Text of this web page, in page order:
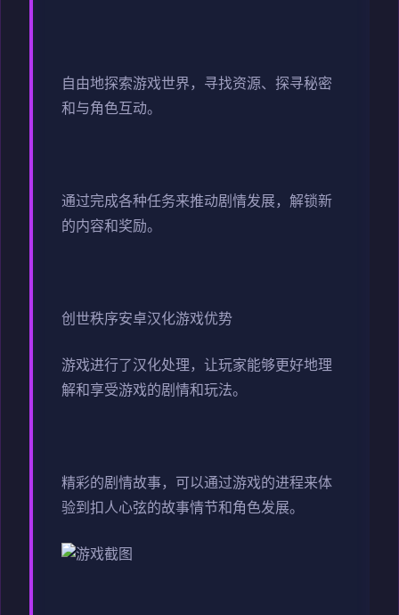
自由地探索游戏世界，寻找资源、探寻秘密
和与角色互动。
通过完成各种任务来推动剧情发展，解锁新
的内容和奖励。
创世秩序安卓汉化游戏优势
游戏进行了汉化处理，让玩家能够更好地理
解和享受游戏的剧情和玩法。
精彩的剧情故事，可以通过游戏的进程来体
验到扣人心弦的故事情节和角色发展。